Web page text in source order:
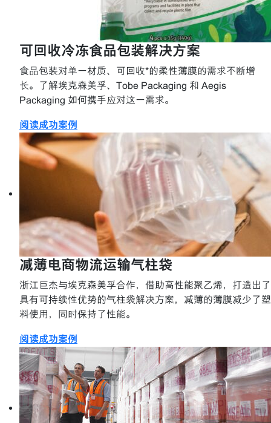
可回收冷冻食品包装解决方案
食品包装对单一材质、可回收*的柔性薄膜的需求不断增
长。了解埃克森美孚、Tobe Packaging 和 Aegis
Packaging 如何携手应对这一需求。
阅读成功案例
减薄电商物流运输气柱袋
浙江巨杰与埃克森美孚合作，借助高性能聚乙烯，打造出了
具有可持续性优势的气柱袋解决方案，减薄的薄膜减少了塑
料使用，同时保持了性能。
阅读成功案例